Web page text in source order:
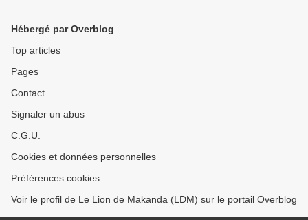
Hébergé par Overblog
Top articles
Pages
Contact
Signaler un abus
C.G.U.
Cookies et données personnelles
Préférences cookies
Voir le profil de Le Lion de Makanda (LDM) sur le portail Overblog